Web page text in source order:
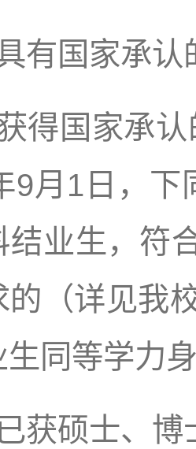
有国家承
得国家承
9月 1 日，下
结业生，符
的（详见我
同等学力
获硕士、